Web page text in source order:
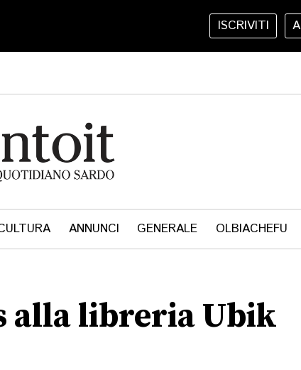
ISCRIVITI
ANNUNCI GENERALE OLBIACHEFU
alla libreria Ubik